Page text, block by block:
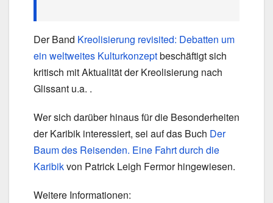
Der Band Kreolisierung revisited: Debatten um
ein weltweites Kulturkonzeptbeschäftigt sich
kritisch mit Aktualität der Kreolisierung nach
Glissant u.a. .
Wer sich darüber hinaus für die Besonderheiten
der Karibik interessiert, sei auf das Buch Der
Baum des Reisenden. Eine Fahrt durch die
Karibikvon Patrick Leigh Fermor hingewiesen.
Weitere Informationen: